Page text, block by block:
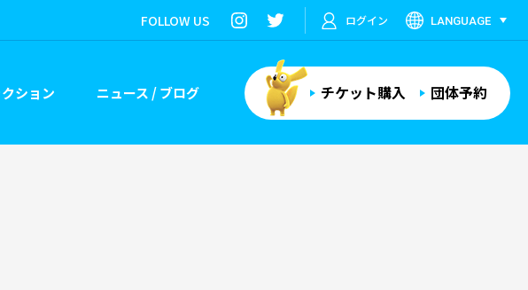
FOLLOW US ログイン LANGUAGE
ション ニュース / ブログ チケット購入 団体予約